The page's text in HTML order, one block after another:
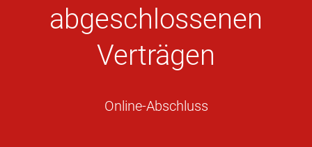
abgeschlossenen
Verträgen
Online-Abschluss